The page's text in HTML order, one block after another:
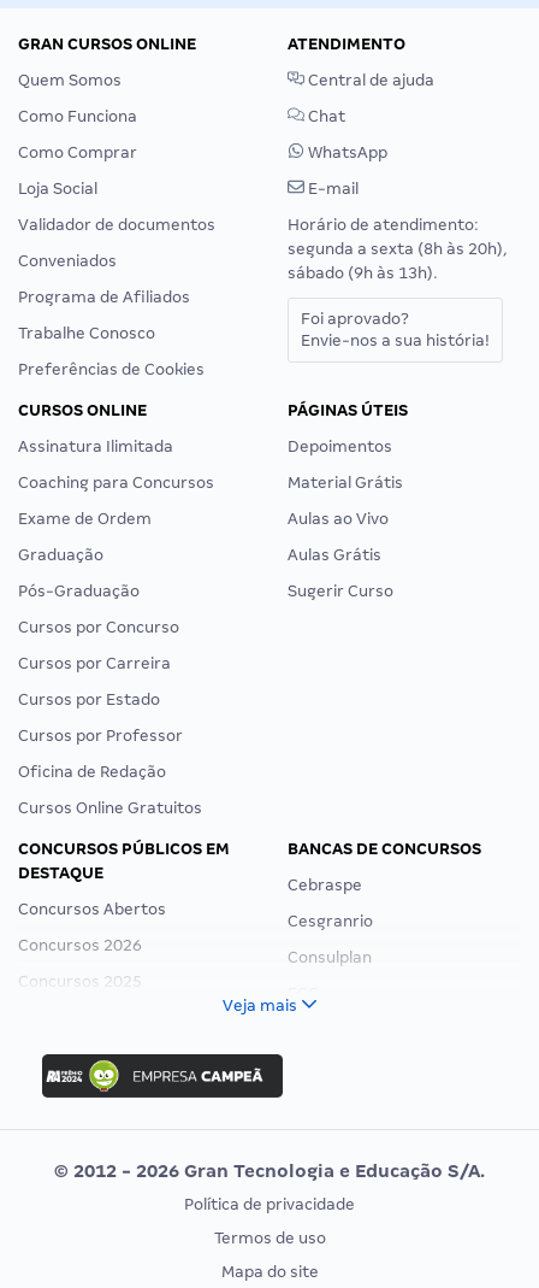
GRAN CURSOS ONLINE
Quem Somos
Como Funciona
Como Comprar
Loja Social
Validador de documentos
Conveniados
Programa de Afiliados
Trabalhe Conosco
Preferências de Cookies
ATENDIMENTO
Central de ajuda
Chat
WhatsApp
E-mail
Horário de atendimento:
segunda a sexta (8h às 20h),
sábado (9h às 13h).
Foi aprovado?
Envie-nos a sua história!
CURSOS ONLINE
Assinatura Ilimitada
Coaching para Concursos
Exame de Ordem
Graduação
Pós-Graduação
Cursos por Concurso
Cursos por Carreira
Cursos por Estado
Cursos por Professor
Oficina de Redação
Cursos Online Gratuitos
PÁGINAS ÚTEIS
Depoimentos
Material Grátis
Aulas ao Vivo
Aulas Grátis
Sugerir Curso
CONCURSOS PÚBLICOS EM
DESTAQUE
Concursos Abertos
Concursos 2026
Concursos 2025
Concurso Nacional Unificado
Concurso Ibama
Concurso MPU
Editais publicados
BANCAS DE CONCURSOS
Cebraspe
Cesgranrio
Consulplan
Vunesp
CONCURSOS POR PROFISSÃO
EXAME DE ORDEM
Veja mais
© 2012 - 2026 Gran Tecnologia e Educação S/A.
Política de privacidade
Termos de uso
Mapa do site